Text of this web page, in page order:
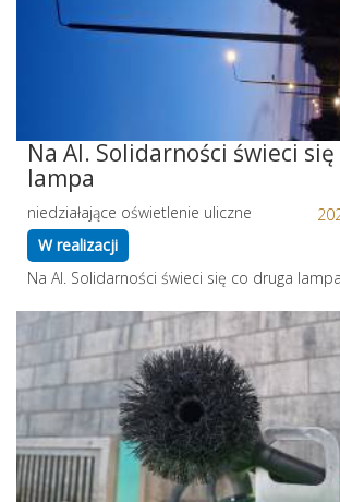
Na Al. Solidarności świeci
lampa
niedziałające oświetlenie uliczne
W realizacji
Na Al. Solidarności świeci się co druga lampa